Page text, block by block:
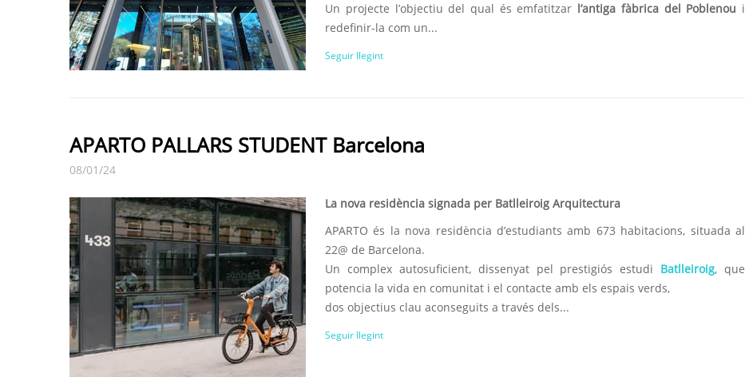
Un projecte l’objectiu del qual és emfatitzar l’antiga fàbrica del Poblenou i
redefinir-la com un...
Seguir llegint
APARTO PALLARS STUDENT Barcelona
08/01/24
La nova residència signada per Batlleiroig Arquitectura
APARTO és la nova residència d’estudiants amb 673 habitacions, situada al
22@ de Barcelona.
Un complex autosuficient, dissenyat pel prestigiós estudi Batlleiroig, que
potencia la vida en comunitat i el contacte amb els espais verds,
dos objectius clau aconseguits a través dels...
Seguir llegint